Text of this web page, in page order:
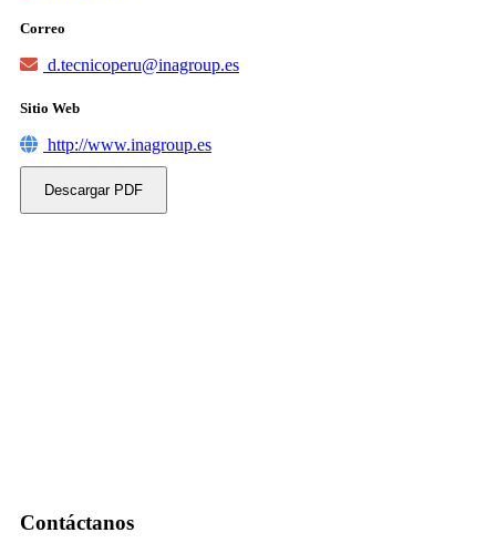
Correo
d.tecnicoperu@inagroup.es
Sitio Web
http://www.inagroup.es
Descargar PDF
Contáctanos